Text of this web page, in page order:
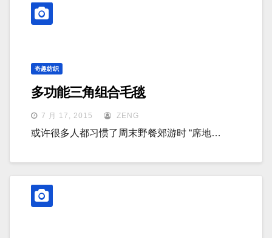
奇趣纺织
多功能三角组合毛毯
7 月 17, 2015 ZENG
或许很多人都习惯了周末野餐郊游时 “席地…